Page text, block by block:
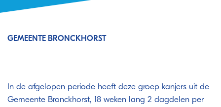
GEMEENTE BRONCKHORST
In de afgelopen periode heeft deze groep kanjers uit de
Gemeente Bronckhorst, 18 weken lang 2 dagdelen per